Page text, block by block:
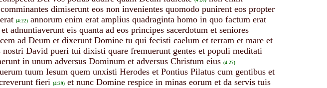
dimiserunt eos non invenientes quomodo punirent eos propter
(4:22) annorum enim erat amplius quadraginta homo in quo factum erat
adnuntiaverunt eis quanta ad eos principes sacerdotum et seniores
ad Deum et dixerunt Domine tu qui fecisti caelum et terram et mare et
David pueri tui dixisti quare fremuerunt gentes et populi meditati
in unum adversus Dominum et adversus Christum eius (4:27)
tuum Iesum quem unxisti Herodes et Pontius Pilatus cum gentibus et
fieri (4:29) et nunc Domine respice in minas eorum et da servis tuis